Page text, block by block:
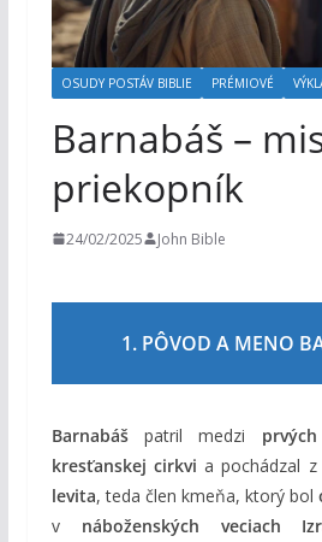
m
OSUDY POSTÁV BIBLIE PRÉMIOVÉ
Barnabáš –
priekopník
24/02/2025 John Bible
1. PÔVOD A MENO
Barnabášpatril medzi
kresťanskej cirkvi a pochádzal
levita, teda člen kmeňa, ktorý bol
v náboženských veciach